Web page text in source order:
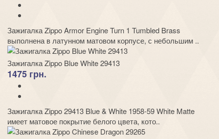
Зажигалка Zippo Armor Engine Turn 1 Tumbled Brass
выполнена в латунном матовом корпусе, с небольшим ..
Зажигалка Zippo Blue White 29413
1475 грн.
Зажигалка Zippo 29413 Blue & White 1958-59 White Matte
имеет матовое покрытие белого цвета, кото..